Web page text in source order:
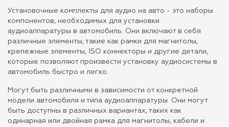
Установочные комплекты для аудио на авто - это наборы
компонентов, необходимых для установки
аудиоаппаратуры в автомобиль. Они включают в себя
различные элементы, такие как рамки для магнитолы,
крепежные элементы, ISO коннекторы и другие детали,
которые позволяют произвести установку аудиосистемы в
автомобиль быстро и легко.
Могут быть различными в зависимости от конкретной
модели автомобиля и типа аудиоаппаратуры. Они могут
быть доступны в различных вариантах, таких как
одинарная или двойная рамка для магнитолы, кабели и